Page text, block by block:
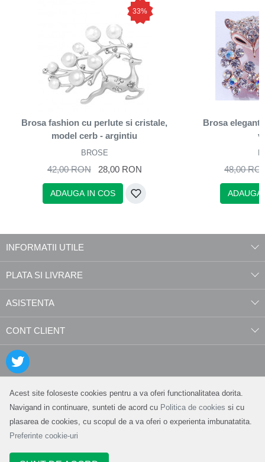
Acest site foloseste cookies pentru a va oferi functionalitatea dorita.
Navigand in continuare, sunteti de acord cu Politica de cookies si cu
plasarea de cookies, cu scopul de a va oferi o experienta imbunatatita.
Preferinte cookie-uri
33%
Brosa fashion cu perlute si cristale,
model cerb - argintiu
BROSE
42,00 RON 28,00 RON
ADAUGA IN COS
Brosa
48,00
ADAUGA
INFORMATII UTILE
PLATA SI LIVRARE
ASISTENTA
CONT CLIENT